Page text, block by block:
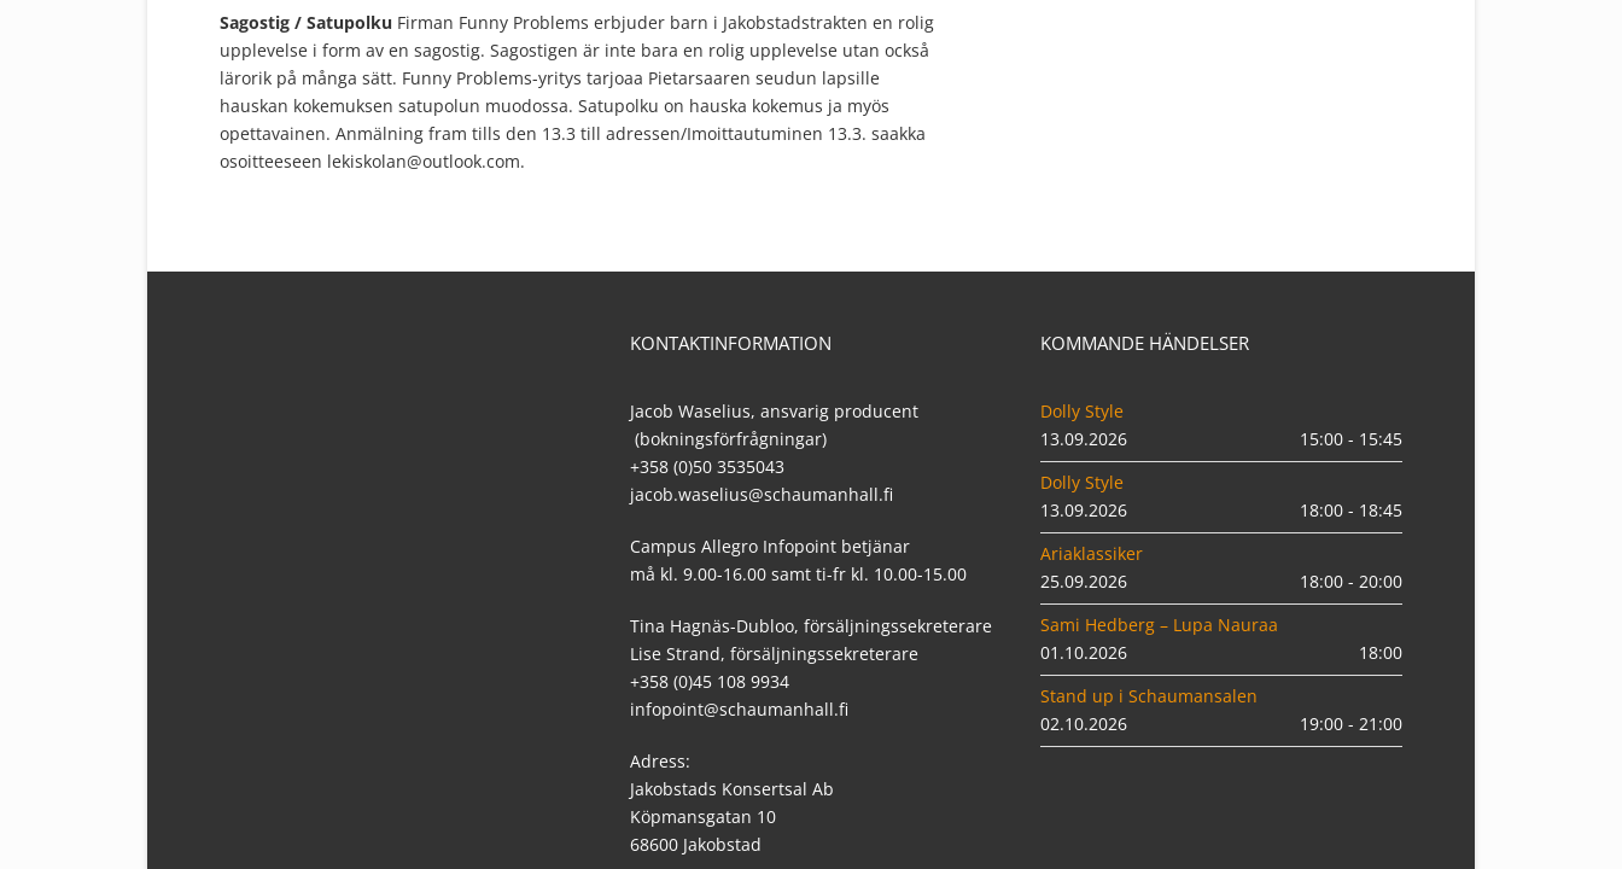
Sagostig / Satupolku Firman Funny Problems erbjuder barn i Jakobstadstrakten en rolig
upplevelse i form av en sagostig. Sagostigen är inte bara en rolig upplevelse utan också
lärorik på många sätt. Funny Problems-yritys tarjoaa Pietarsaaren seudun lapsille
hauskan kokemuksen satupolun muodossa. Satupolku on hauska kokemus ja myös
opettavainen. Anmälning fram tills den 13.3 till adressen/Imoittautuminen 13.3. saakka
osoitteeseen lekiskolan@outlook.com.
KONTAKTINFORMATION
Jacob Waselius, ansvarig producent
(bokningsförfrågningar)
+358 (0)50 3535043
jacob.waselius@schaumanhall.fi
Campus Allegro Infopoint betjänar
må kl. 9.00-16.00 samt ti-fr kl. 10.00-15.00
Tina Hagnäs-Dubloo, försäljningssekreterare
Lise Strand, försäljningssekreterare
+358 (0)45 108 9934
infopoint@schaumanhall.fi
Adress:
Jakobstads Konsertsal Ab
Köpmansgatan 10
68600 Jakobstad
KOMMANDE HÄNDELSER
Dolly Style
13.09.2026
15:00 - 15:45
Dolly Style
13.09.2026
18:00 - 18:45
Ariaklassiker
25.09.2026
18:00 - 20:00
Sami Hedberg – Lupa Nauraa
01.10.2026
18:00
Stand up i Schaumansalen
02.10.2026
19:00 - 21:00